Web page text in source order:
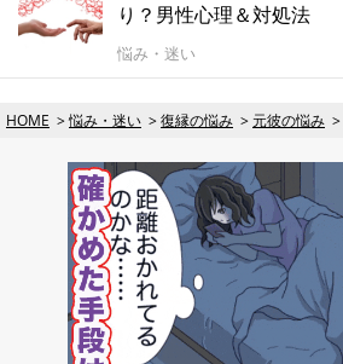
り？男性心理＆対処法
悩み・迷い
HOME 悩み・迷い 復縁の悩み 元彼の悩み